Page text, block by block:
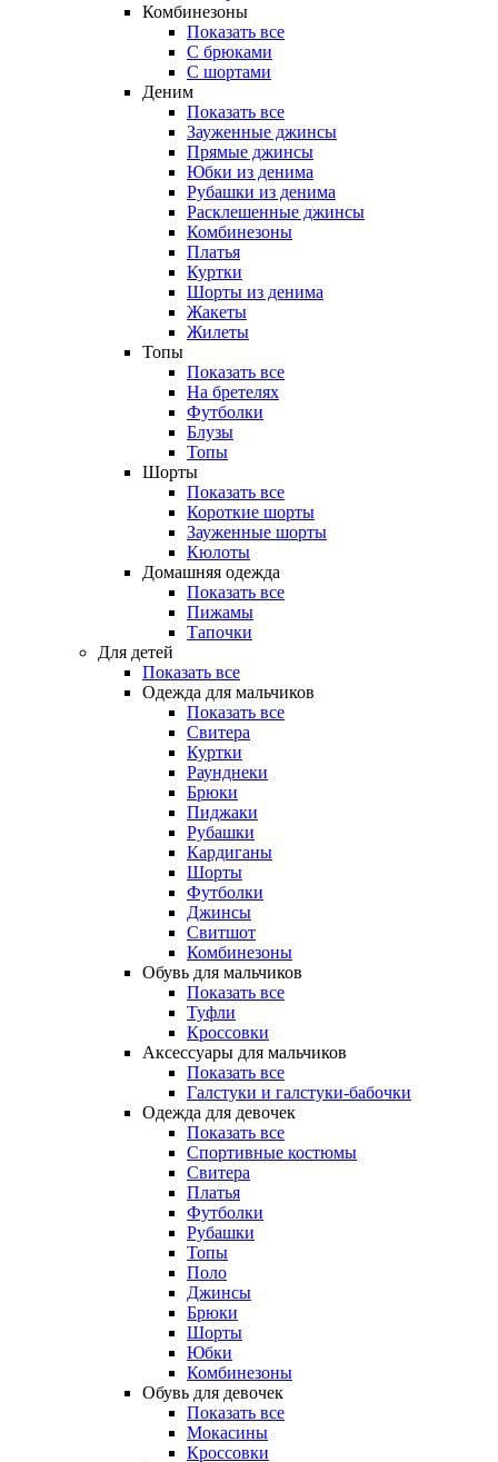
Комбинезоны
Показать все
С брюками
С шортами
Деним
Показать все
Зауженные джинсы
Прямые джинсы
Юбки из денима
Рубашки из денима
Расклешенные джинсы
Комбинезоны
Платья
Куртки
Шорты из денима
Жакеты
Жилеты
Топы
Показать все
На бретелях
Футболки
Блузы
Топы
Шорты
Показать все
Короткие шорты
Зауженные шорты
Кюлоты
Домашняя одежда
Показать все
Пижамы
Тапочки
Для детей
Показать все
Одежда для мальчиков
Показать все
Свитера
Куртки
Раунднеки
Брюки
Пиджаки
Рубашки
Кардиганы
Шорты
Футболки
Джинсы
Свитшот
Комбинезоны
Обувь для мальчиков
Показать все
Туфли
Кроссовки
Аксессуары для мальчиков
Показать все
Галстуки и галстуки-бабочки
Одежда для девочек
Показать все
Спортивные костюмы
Свитера
Платья
Футболки
Рубашки
Топы
Поло
Джинсы
Брюки
Шорты
Юбки
Комбинезоны
Обувь для девочек
Показать все
Мокасины
Кроссовки